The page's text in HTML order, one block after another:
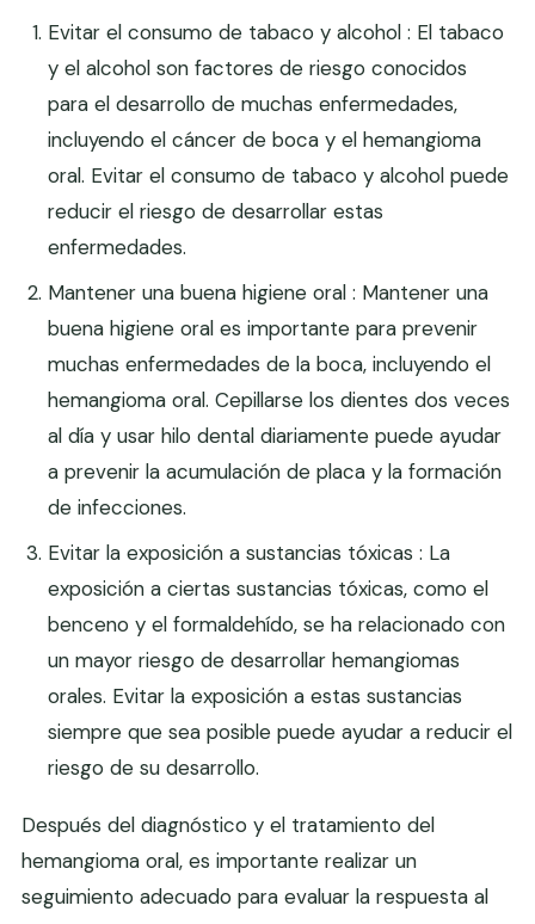
Evitar el consumo de tabaco y alcohol : El tabaco
y el alcohol son factores de riesgo conocidos
para el desarrollo de muchas enfermedades,
incluyendo el cáncer de boca y el hemangioma
oral. Evitar el consumo de tabaco y alcohol puede
reducir el riesgo de desarrollar estas
enfermedades.
Mantener una buena higiene oral : Mantener una
buena higiene oral es importante para prevenir
muchas enfermedades de la boca, incluyendo el
hemangioma oral. Cepillarse los dientes dos veces
al día y usar hilo dental diariamente puede ayudar
a prevenir la acumulación de placa y la formación
de infecciones.
Evitar la exposición a sustancias tóxicas : La
exposición a ciertas sustancias tóxicas, como el
benceno y el formaldehído, se ha relacionado con
un mayor riesgo de desarrollar hemangiomas
orales. Evitar la exposición a estas sustancias
siempre que sea posible puede ayudar a reducir el
riesgo de su desarrollo.
Después del diagnóstico y el tratamiento del
hemangioma oral, es importante realizar un
seguimiento adecuado para evaluar la respuesta al